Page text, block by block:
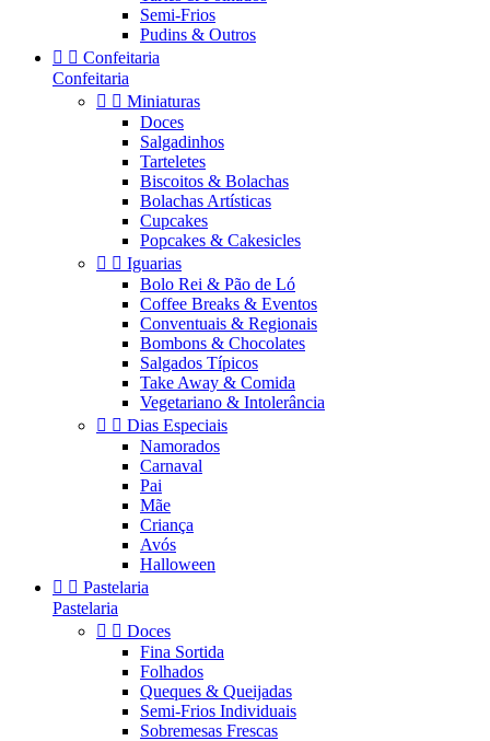
Semi-Frios
Pudins & Outros
  Confeitaria
Confeitaria
  Miniaturas
Doces
Salgadinhos
Tarteletes
Biscoitos & Bolachas
Bolachas Artísticas
Cupcakes
Popcakes & Cakesicles
  Iguarias
Bolo Rei & Pão de Ló
Coffee Breaks & Eventos
Conventuais & Regionais
Bombons & Chocolates
Salgados Típicos
Take Away & Comida
Vegetariano & Intolerância
  Dias Especiais
Namorados
Carnaval
Pai
Mãe
Criança
Avós
Halloween
  Pastelaria
Pastelaria
  Doces
Fina Sortida
Folhados
Queques & Queijadas
Semi-Frios Individuais
Sobremesas Frescas